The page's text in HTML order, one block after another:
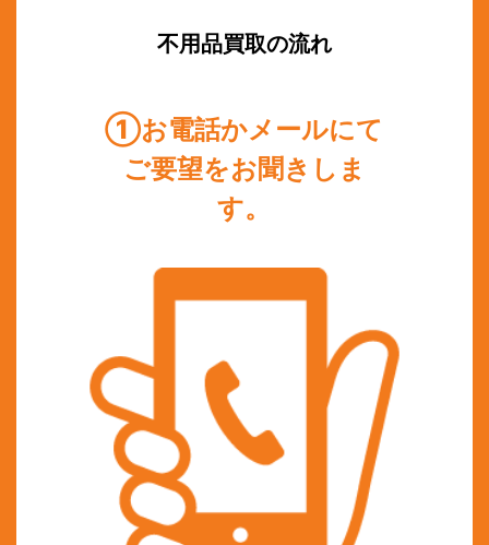
不用品買取の流れ
①お電話かメールにて
ご要望をお聞きしま
す。